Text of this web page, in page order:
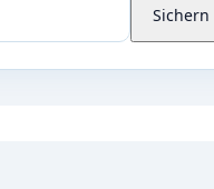
Sichern